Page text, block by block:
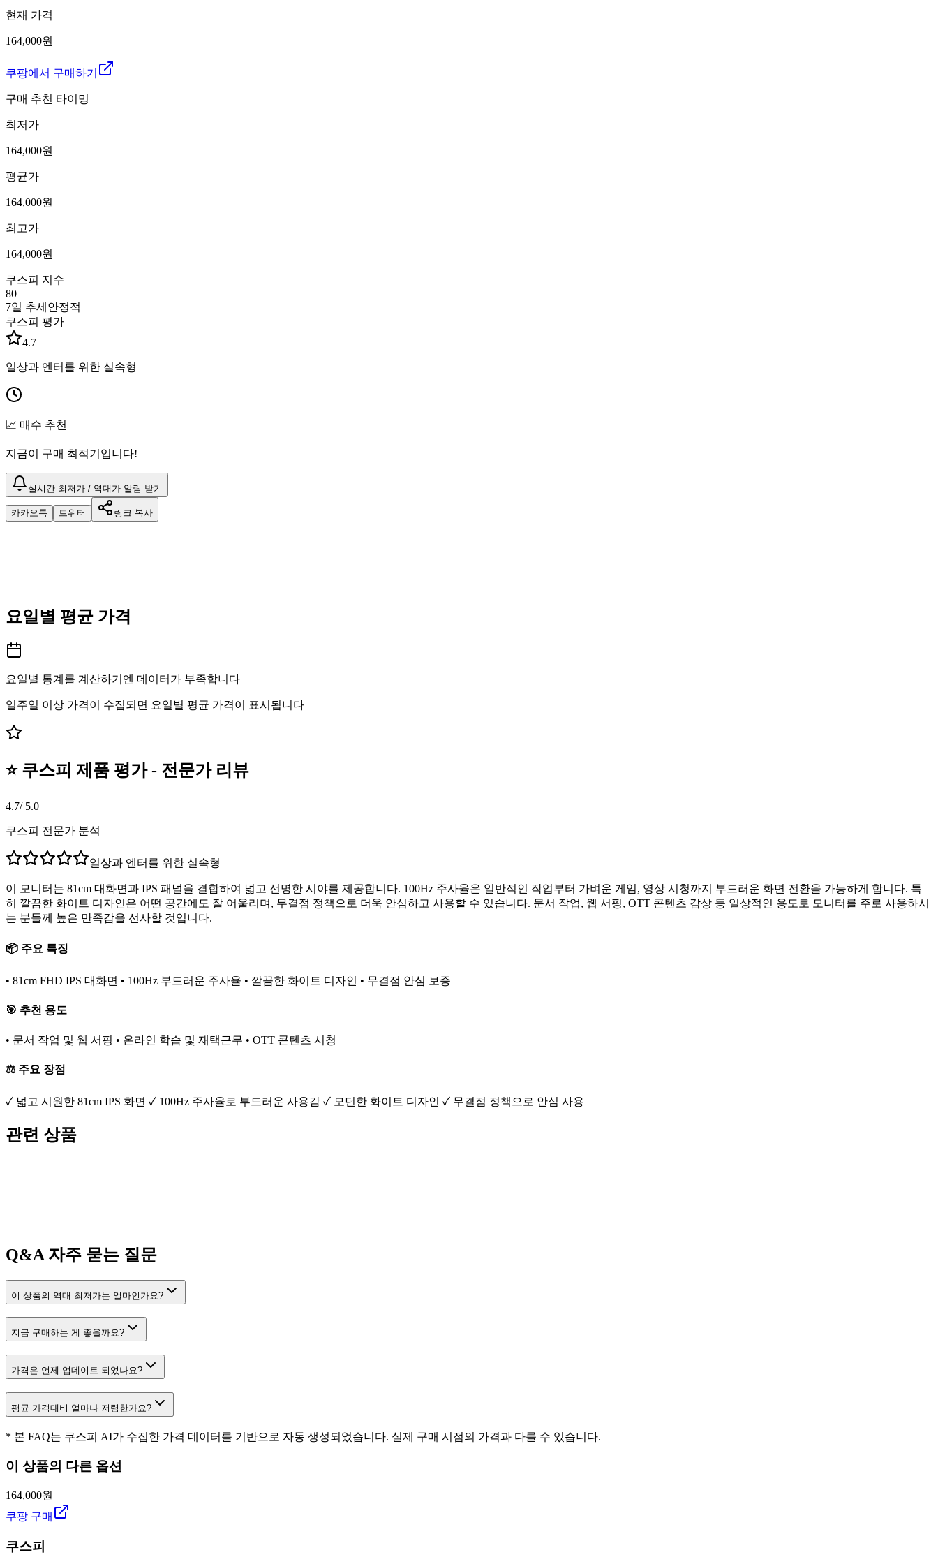
현재 가격
164,000원
쿠팡에서 구매하기
구매 추천 타이밍
최저가
164,000원
평균가
164,000원
최고가
164,000원
쿠스피 지수
80
7일 추세 안정적
쿠스피 평가
4.7
일상과 엔터를 위한 실속형
📈 매수 추천
지금이 구매 최적기입니다!
실시간 최저가 / 역대가 알림 받기
카카오톡 트위터 링크 복사
요일별 평균 가격
요일별 통계를 계산하기엔 데이터가 부족합니다
일주일 이상 가격이 수집되면 요일별 평균 가격이 표시됩니다
⭐ 쿠스피 제품 평가 - 전문가 리뷰
4.7/ 5.0
쿠스피 전문가 분석
일상과 엔터를 위한 실속형
이 모니터는 81cm 대화면과 IPS 패널을 결합하여 넓고 선명한 시야를 제공합니다. 100Hz 주사율은 일반적인 작업부터 가벼운 게임, 영상 시청까지 부드러운 화면 전환을 가능하게 합니다. 특
히 깔끔한 화이트 디자인은 어떤 공간에도 잘 어울리며, 무결점 정책으로 더욱 안심하고 사용할 수 있습니다. 문서 작업, 웹 서핑, OTT 콘텐츠 감상 등 일상적인 용도로 모니터를 주로 사용하시
는 분들께 높은 만족감을 선사할 것입니다.
📦 주요 특징
• 81cm FHD IPS 대화면 • 100Hz 부드러운 주사율 • 깔끔한 화이트 디자인 • 무결점 안심 보증
🎯 추천 용도
• 문서 작업 및 웹 서핑 • 온라인 학습 및 재택근무 • OTT 콘텐츠 시청
⚖️ 주요 장점
✓ 넓고 시원한 81cm IPS 화면 ✓ 100Hz 주사율로 부드러운 사용감 ✓ 모던한 화이트 디자인 ✓ 무결점 정책으로 안심 사용
관련 상품
Q&A 자주 묻는 질문
이 상품의 역대 최저가는 얼마인가요?
지금 구매하는 게 좋을까요?
가격은 언제 업데이트 되었나요?
평균 가격대비 얼마나 저렴한가요?
* 본 FAQ는 쿠스피 AI가 수집한 가격 데이터를 기반으로 자동 생성되었습니다. 실제 구매 시점의 가격과 다를 수 있습니다.
이 상품의 다른 옵션
164,000원
쿠팡 구매
쿠스피